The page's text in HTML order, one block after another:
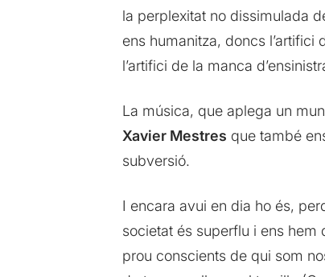
la perplexitat no dissimulada
ens humanitza, doncs
l’artifici de la manca
La música, que aplega un
Xavier Mestres que també
subversió.
I encara avui en dia ho és,
societat és superflu i ens hem
prou conscients de qui som